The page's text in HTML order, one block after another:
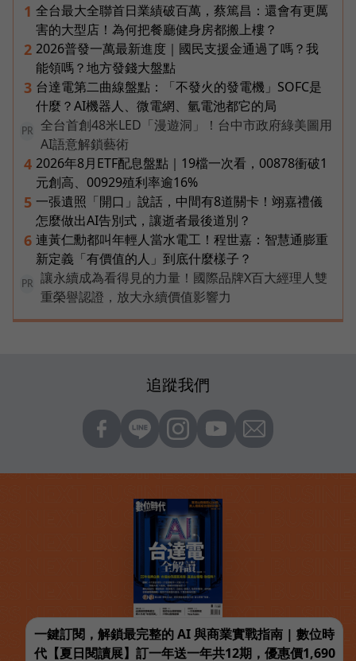
1 全台最大全聯首日業績破百萬，蔡篤昌：還會有更厲
害的大型店！為何把餐廳健身房都搬上樓？
2 2026普發一萬最新進度｜國民支援金通過了嗎？我
能領嗎？地方發錢大盤點
3 台達電第二曲線盤點：「不發火的發電機」SOFC是
什麼？AI機器人、微電網、氫電池都它的局
PR
全台首創48米LED「漫遊洞」！台中市政府綠美圖用
AI語意解鎖藝術
4 2026年8月ETF配息盤點｜19檔一次看，00878衝破1
元創高、00929殖利率逾16%
5 一張遺照「開口」說話，中間有8道關卡！翊嘉禮儀
怎麼做出AI告別式，讓逝者最後道別？
6 連黃仁勳都叫年輕人當水電工！程世嘉：智慧通膨重
新定義「有價值的人」到底什麼樣子？
PR
讓永續成為看得見的力量！國際品牌X百大經理人雙
重榮譽認證，放大永續價值影響力
追蹤我們
一鍵訂閱，解鎖最完整的 AI 與商業實戰指南 | 數位時
代【夏日閱讀展】訂一年送一年共12期，優惠價1,690